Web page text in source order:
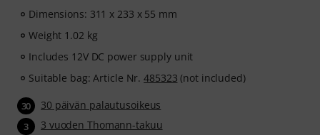
Dimensions: 311 x 233 x 55 mm
Weight 1.02 kg
Includes 12V DC power supply unit
Suitable bag: Article Nr.485323 (not included)
30 30 päivän palautusoikeus
3 3 vuoden Thomann-takuu